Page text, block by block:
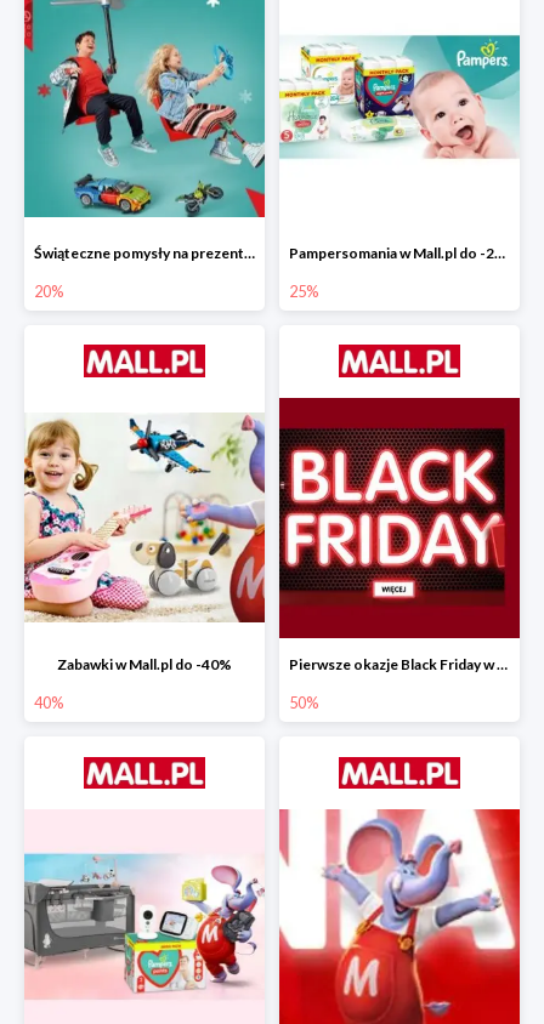
Świąteczne pomysły na prezenty od LEGO w Mall.pl do -20%
20%
Pampersomania w Mall.pl do -25%
25%
Zabawki w Mall.pl do -40%
40%
Pierwsze okazje Black Friday w Mall.pl do -50%
50%